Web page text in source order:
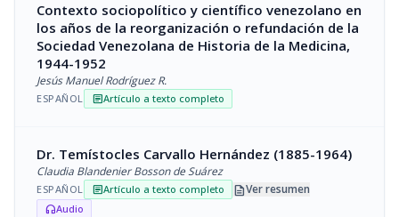
Contexto sociopolítico y científico venezolano en
los años de la reorganización o refundación de la
Sociedad Venezolana de Historia de la Medicina,
1944-1952
Jesús Manuel Rodríguez R.
ESPAÑOL articleArtículo a texto completo
Dr. Temístocles Carvallo Hernández (1885-1964)
Claudia Blandenier Bosson de Suárez
ESPAÑOL articleArtículo a texto completo descriptionVer resumen
headphonesAudio